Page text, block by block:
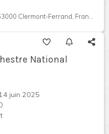
Clermont-Ferrand, France
National
juin 2025